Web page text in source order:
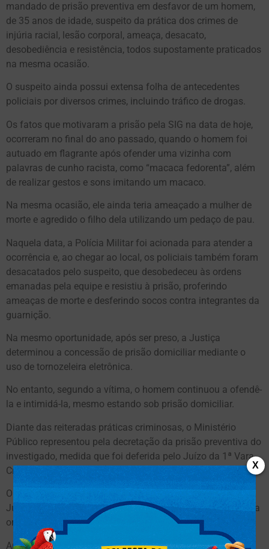
mandado de prisão preventiva em desfavor de um homem,
de 35 anos de idade, suspeito da prática dos crimes de
injúria racial, lesão corporal, ameaça, desacato,
desobediência e resistência, todos supostamente praticados
na mesma ocasião.
O suspeito ainda possui extensa folha de antecedentes
policiais por diversos crimes, incluindo tráfico de drogas.
Os fatos que motivaram a prisão pela SIG na data de hoje,
ocorreram no final do ano passado, quando o homem foi
autuado em flagrante após ofender uma vizinha com
palavras de cunho racista, como “macaca fedorenta”, além
de realizar gestos e sons imitando um macaco.
Na mesma ocasião, ele ainda teria ameaçado a mulher de
morte e agredido o filho dela utilizando um pedaço de pau.
Naquela data, a Polícia Militar foi acionada para atender a
ocorrência e, ao chegar ao local, os policiais também foram
desacatados pelo suspeito, que desobedeceu às ordens
emanadas pela equipe e resistiu à prisão, proferindo
ameaças de morte e desferindo socos contra integrantes da
guarnição.
Na mesmo oportunidade, após ser preso, a Justiça
determinou a concessão de prisão domiciliar mediante o
uso de tornozeleira eletrônica.
No entanto, segundo a vítima, o homem continuou a ofendê-
la e intimidá-la, mesmo estando sob prisão domiciliar.
Diante das reiteradas práticas criminosas, o Ministério
Público representou pela decretação da prisão preventiva do
investigado, medida que foi deferida pelo Juízo da 1ª Vara
Criminal Residual de Três Lagoas.
O mandado de prisão foi encaminhado à SIG pelo Poder
Judiciário, com solicitação de apoio para o cumprimento da
ordem judicial.
Após levantamentos preliminares e diligências, os
X